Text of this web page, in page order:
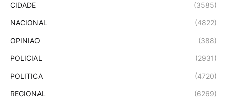
CIDADE (3585)
NACIONAL (4822)
OPINIAO (388)
POLICIAL (2931)
POLITICA (4720)
REGIONAL (6269)